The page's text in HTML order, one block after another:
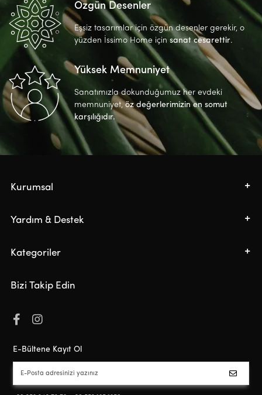
Özgün Desenler
Eşsiz tasarımlar için özgün desenler gerekir, o
yüzden İssimo Home içinsanat cesarettir.
Yüksek Memnuniyet
Sanatımızla dokunduğumuz her evdeki
memnuniyet, öz değerlerimizin en somut
karşılığıdır.
Kurumsal
Yardım & Destek
Kategoriler
Bizi Takip Edin
E-Bültene Kayıt Ol